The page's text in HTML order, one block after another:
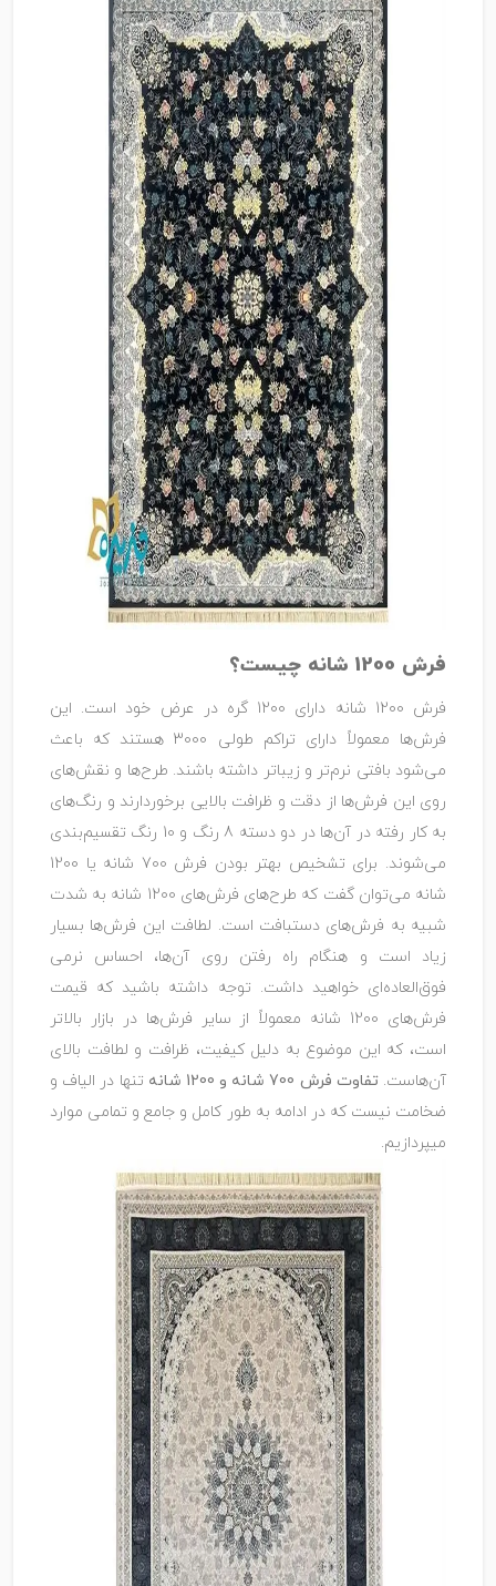
فرش 1200 شانه چیست؟
فرش 1200 شانه دارای 1200 گره در عرض خود است. این
فرش‌ها معمولاً دارای تراکم طولی 3000 هستند که باعث
می‌شود بافتی نرم‌تر و زیباتر داشته باشند. طرح‌ها و نقش‌های
روی این فرش‌ها از دقت و ظرافت بالایی برخوردارند و رنگ‌های
به کار رفته در آن‌ها در دو دسته 8 رنگ و 10 رنگ تقسیم‌بندی
می‌شوند. برای تشخیص بهتر بودن فرش 700 شانه یا 1200
شانه می‌توان گفت که طرح‌های فرش‌های 1200 شانه به شدت
شبیه به فرش‌های دستبافت است. لطافت این فرش‌ها بسیار
زیاد است و هنگام راه رفتن روی آن‌ها، احساس نرمی
فوق‌العاده‌ای خواهید داشت. توجه داشته باشید که قیمت
فرش‌های 1200 شانه معمولاً از سایر فرش‌ها در بازار بالاتر
است، که این موضوع به دلیل کیفیت، ظرافت و لطافت بالای
آن‌هاست.تفاوت فرش 700 شانه و 1200 شانه
تنها در الیاف و
ضخامت نیست که در ادامه به طور کامل و جامع و تمامی موارد
میپردازیم.